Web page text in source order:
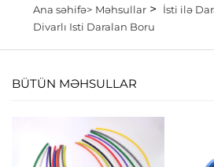
Ana səhifə> Məhsullar> İsti ilə
Divarlı Isti Daralan Boru
BÜTÜN MƏHSULLAR